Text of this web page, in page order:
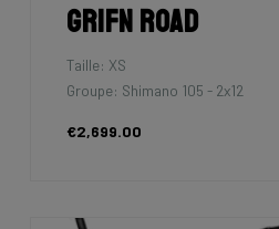
Grifn Road
Taille: XS
Groupe: Shimano 105 - 2x12
€2,699.00